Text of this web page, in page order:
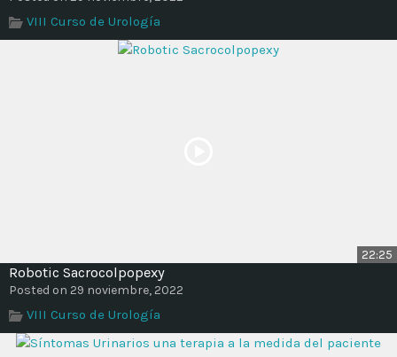
VIII Curso de Urología
22:25
Robotic Sacrocolpopexy
Posted on 29 noviembre, 2022
VIII Curso de Urología